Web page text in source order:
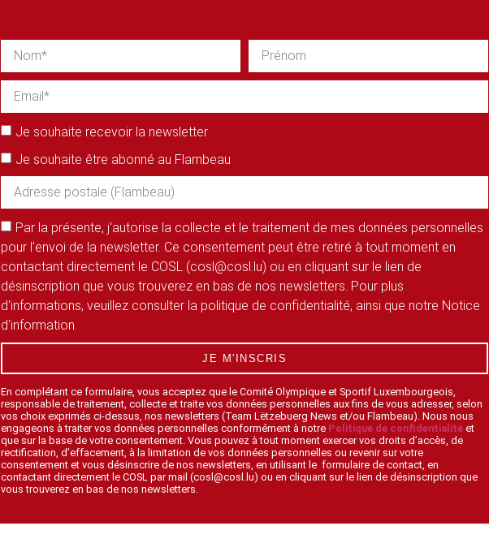
Je souhaite recevoir la newsletter
Je souhaite être abonné au Flambeau
Par la présente, j'autorise la collecte et le traitement de mes données personnelles
pour l'envoi de la newsletter. Ce consentement peut être retiré à tout moment en
contactant directement le COSL (cosl@cosl.lu) ou en cliquant sur le lien de
désinscription que vous trouverez en bas de nos newsletters. Pour plus
d'informations, veuillez consulter la politique de confidentialité, ainsi que notre Notice
d'information.
JE M'INSCRIS
En complétant ce formulaire, vous acceptez que le Comité Olympique et Sportif Luxembourgeois,
responsable de traitement, collecte et traite vos données personnelles aux fins de vous adresser, selon
vos choix exprimés ci-dessus, nos newsletters (Team Lëtzebuerg News et/ou Flambeau). Nous nous
engageons à traiter vos données personnelles conformément à notre Politique de confidentialité et
que sur la base de votre consentement. Vous pouvez à tout moment exercer vos droits d’accès, de
rectification, d’effacement, à la limitation de vos données personnelles ou revenir sur votre
consentement et vous désinscrire de nos newsletters, en utilisant le formulaire de contact, en
contactant directement le COSL par mail (cosl@cosl.lu) ou en cliquant sur le lien de désinscription que
vous trouverez en bas de nos newsletters.